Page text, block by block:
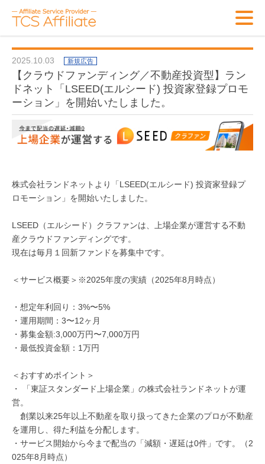
2025.10.03 新規広告
【クラウドファンディング／不動産投資型】ラン
ドネット「LSEED(エルシード) 投資家登録プロモ
ーション」を開始いたしました。
株式会社ランドネットより「LSEED(エルシード) 投資家登録プ
ロモーション」を開始いたしました。
LSEED（エルシード）クラファンは、上場企業が運営する不動
産クラウドファンディングです。
現在は毎月１回新ファンドを募集中です。
＜サービス概要＞※2025年度の実績（2025年8月時点）
・想定年利回り：3%〜5%
・運用期間：3〜12ヶ月
・募集金額:3,000万円〜7,000万円
・最低投資金額：1万円
＜おすすめポイント＞
・ 「東証スタンダード上場企業」の株式会社ランドネットが運
営。
創業以来25年以上不動産を取り扱ってきた企業のプロが不動産
を運用し、得た利益を分配します。
・サービス開始から今まで配当の「減額・遅延は0件」です。（2
025年8月時点）